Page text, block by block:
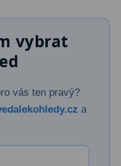
vybrat
vás ten pravý?
a